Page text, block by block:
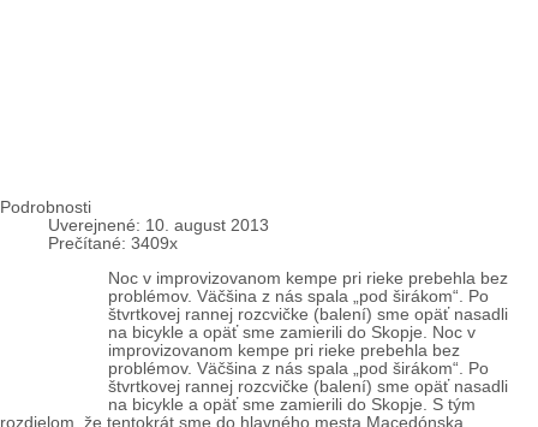
Podrobnosti
Uverejnené: 10. august 2013
Noc v improvizovanom kempe pri rieke prebehla bez
problémov. Väčšina z nás spala „pod širákom“. Po
štvrtkovej rannej rozcvičke (balení) sme opäť nasadli
na bicykle a opäť sme zamierili do Skopje. Noc v
improvizovanom kempe pri rieke prebehla bez
problémov. Väčšina z nás spala „pod širákom“. Po
štvrtkovej rannej rozcvičke (balení) sme opäť nasadli